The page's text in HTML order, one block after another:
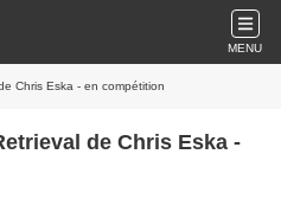
MENU
Chris Eska - en compétition
de Chris Eska -